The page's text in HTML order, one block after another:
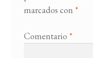
marcados con *
Comentario *